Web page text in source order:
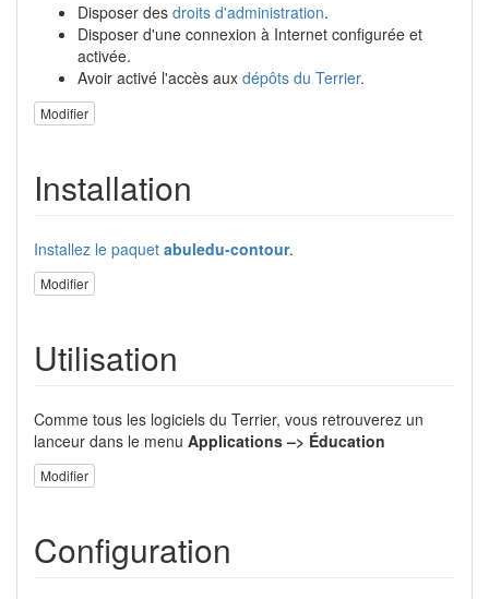
Disposer des droits d'administration.
Disposer d'une connexion à Internet configurée et
activée.
Avoir activé l'accès aux dépôts du Terrier.
Modifier
Installation
Installez le paquet abuledu-contour.
Modifier
Utilisation
Comme tous les logiciels du Terrier, vous retrouverez un
lanceur dans le menu Applications –> Éducation
Modifier
Configuration